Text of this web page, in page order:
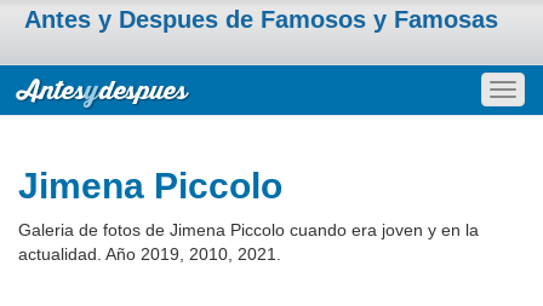
Antes y Despues de Famosos y Famosas
Jimena Piccolo
Galeria de fotos de Jimena Piccolo cuando era joven y en la
actualidad. Año 2019, 2010, 2021.